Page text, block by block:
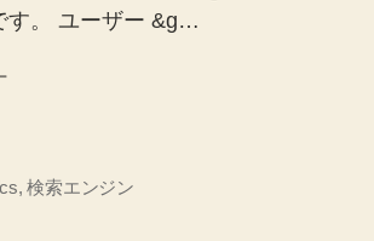
す。 ユーザー &g…
,検索エンジン